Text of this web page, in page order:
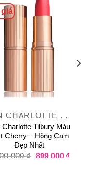
giá
SON CHARLOTTE TILBURY
Charlotte Tilbury Màu
Cherry – Hồng Cam
Đẹp Nhất
₫ 899.000 ₫